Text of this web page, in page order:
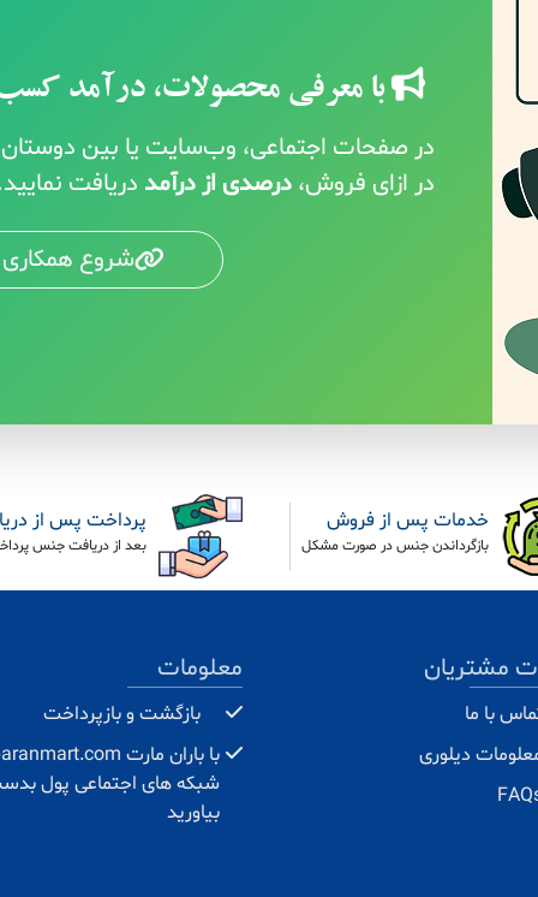
با معرفی محصولات، درآمد
در صفحات اجتماعی، وب‌سایت یا بین
در ازای فروش، درصدی از درآمد دریافت
شروع
خدمات پس از فروش
بازگرداندن جنس در صورت مشکل
پرداخت پس از
بعد از دریافت جنس
مشتریان
با ما
دیلوری
معلومات
بازگشت و بازپرداخت
شبکه های اجتماعی پول
بیاورید